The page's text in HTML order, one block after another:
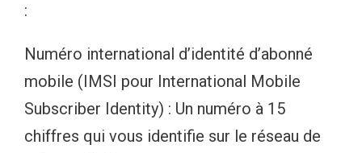
:
Numéro international d’identité d’abonné
mobile (IMSI pour International Mobile
Subscriber Identity) : Un numéro à 15
chiffres qui vous identifie sur le réseau de